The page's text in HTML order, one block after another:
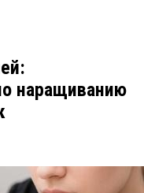
наращиванию